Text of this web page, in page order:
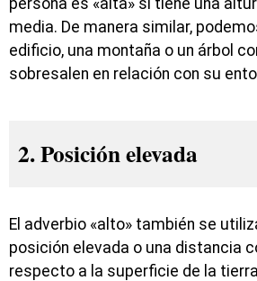
persona es «alta» si tiene una
media. De manera similar,
edificio, una montaña o un árbol
sobresalen en relación con su
2. Posición elevada
El adverbio «alto» también se
posición elevada o una distancia
respecto a la superficie de la